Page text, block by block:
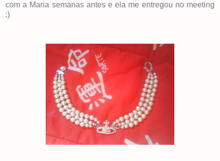
com a Maria semanas antes e ela me entregou no meeting
:)